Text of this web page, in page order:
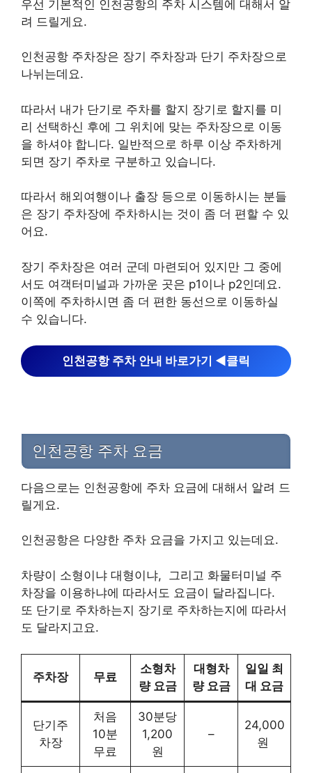
우선 기본적인 인천공항의 주차 시스템에 대해서 알
려 드릴게요.
인천공항 주차장은 장기 주차장과 단기 주차장으로
나뉘는데요.
따라서 내가 단기로 주차를 할지 장기로 할지를 미
리 선택하신 후에 그 위치에 맞는 주차장으로 이동
을 하셔야 합니다. 일반적으로 하루 이상 주차하게
되면 장기 주차로 구분하고 있습니다.
따라서 해외여행이나 출장 등으로 이동하시는 분들
은 장기 주차장에 주차하시는 것이 좀 더 편할 수 있
어요.
장기 주차장은 여러 군데 마련되어 있지만 그 중에
서도 여객터미널과 가까운 곳은 p1이나 p2인데요.
이쪽에 주차하시면 좀 더 편한 동선으로 이동하실
수 있습니다.
인천공항 주차 안내 바로가기 ◀︎클릭
인천공항 주차 요금
다음으로는 인천공항에 주차 요금에 대해서 알려 드
릴게요.
인천공항은 다양한 주차 요금을 가지고 있는데요.
차량이 소형이냐 대형이냐, 그리고 화물터미널 주
차장을 이용하냐에 따라서도 요금이 달라집니다.
또 단기로 주차하는지 장기로 주차하는지에 따라서
도 달라지고요.
주차장 무료
소형차
량 요금
대형차
량 요금
일일 최
대 요금
단기주
차장
처음
10분
무료
30분당
1,200
원
–
24,000
원 ​​